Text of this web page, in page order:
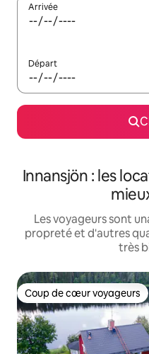
Arrivée
Départ
Innansjön : les
Les voyageurs sont
propreté et d'autres
très
Coup de cœur voyageurs
Coup de cœur voyageurs